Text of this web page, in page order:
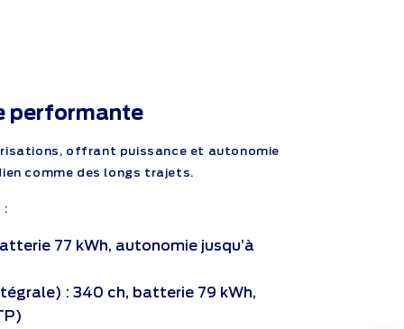
performante
offrant puissance et autonomie
comme des longs trajets.
:
77 kWh, autonomie jusqu’à
: 340 ch, batterie 79 kWh,